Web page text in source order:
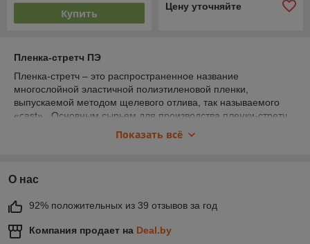
Купить
Цену уточняйте
Пленка-стретч ПЭ
Пленка-стретч – это распространенное название
многослойной эластичной полиэтиленовой пленки,
выпускаемой методом щелевого отлива, так называемого
«cast». Основным сырьем для производства пленки-стретч
является линейный полиэтилен низкой плотности (LLDPE).
сырья известных производителей, производимая нами
пленка характеризуется очень высоким качеством.
ПРИМЕНЕНИЕ
Пленка-стретч используется, главным образом, для упаковки
и защиты продуктов, начиная от сборных грузов на поддонах
Показать всё
О нас
92% положительных из 39 отзывов за год
Компания продает на Deal.by